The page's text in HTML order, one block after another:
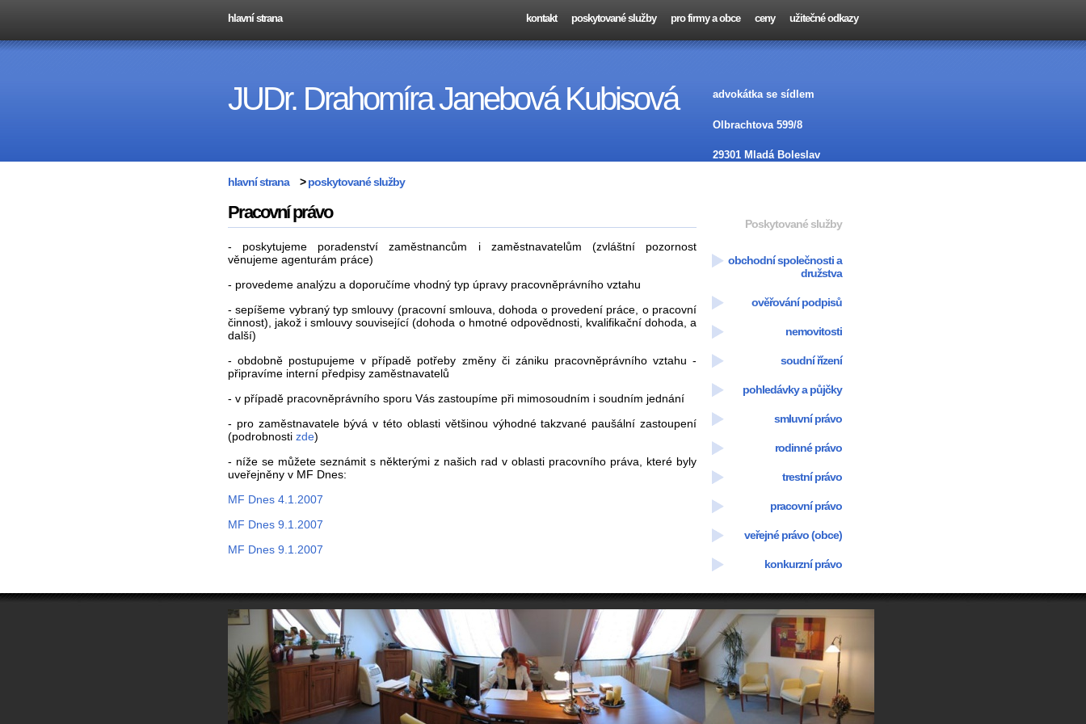
hlavní strana kontakt poskytované služby pro firmy a obce ceny užitečné odkazy
JUDr. Drahomíra Janebová Kubisová advokátka se sídlem
Olbrachtova 599/8
29301 Mladá Boleslav
Poskytované služby
obchodní společnosti a
družstva
ověřování podpisů
nemovitosti
soudní řízení
pohledávky a půjčky
smluvní právo
rodinné právo
trestní právo
pracovní právo
veřejné právo (obce)
konkurzní právo
hlavní strana >poskytované služby
Pracovní právo
- poskytujeme poradenství zaměstnancům i zaměstnavatelům (zvláštní pozornost
věnujeme agenturám práce)
- provedeme analýzu a doporučíme vhodný typ úpravy pracovněprávního vztahu
- sepíšeme vybraný typ smlouvy (pracovní smlouva, dohoda o provedení práce, o pracovní
činnost), jakož i smlouvy související (dohoda o hmotné odpovědnosti, kvalifikační dohoda, a
další)
- obdobně postupujeme v případě potřeby změny či zániku pracovněprávního vztahu -
připravíme interní předpisy zaměstnavatelů
- v případě pracovněprávního sporu Vás zastoupíme při mimosoudním i soudním jednání
- pro zaměstnavatele bývá v této oblasti většinou výhodné takzvané paušální zastoupení
(podrobnosti zde)
- níže se můžete seznámit s některými z našich rad v oblasti pracovního práva, které byly
uveřejněny v MF Dnes:
MF Dnes 4.1.2007
MF Dnes 9.1.2007
MF Dnes 9.1.2007